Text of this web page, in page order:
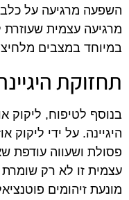
השפעה מרגיעה על
מרגיעה עצמית
במיוחד במצבים
תחזוקת
בנוסף לטיפוח, ליקוק
היגיינה. על ידי ליקוק
פסולת ושעווה עודפת
עצמית זו לא רק
מונעת זיהומים